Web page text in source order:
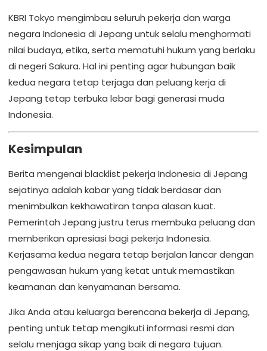
KBRI Tokyo mengimbau seluruh pekerja dan warga
negara Indonesia di Jepang untuk selalu menghormati
nilai budaya, etika, serta mematuhi hukum yang berlaku
di negeri Sakura. Hal ini penting agar hubungan baik
kedua negara tetap terjaga dan peluang kerja di
Jepang tetap terbuka lebar bagi generasi muda
Indonesia.
Kesimpulan
Berita mengenai blacklist pekerja Indonesia di Jepang
sejatinya adalah kabar yang tidak berdasar dan
menimbulkan kekhawatiran tanpa alasan kuat.
Pemerintah Jepang justru terus membuka peluang dan
memberikan apresiasi bagi pekerja Indonesia.
Kerjasama kedua negara tetap berjalan lancar dengan
pengawasan hukum yang ketat untuk memastikan
keamanan dan kenyamanan bersama.
Jika Anda atau keluarga berencana bekerja di Jepang,
penting untuk tetap mengikuti informasi resmi dan
selalu menjaga sikap yang baik di negara tujuan.